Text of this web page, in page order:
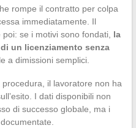
rompe il contratto per colpa
immediatamente. Il
se i motivi sono fondati, la
un licenziamento senza
a dimissioni semplici.
il lavoratore non ha
I dati disponibili non
di successo globale, ma i